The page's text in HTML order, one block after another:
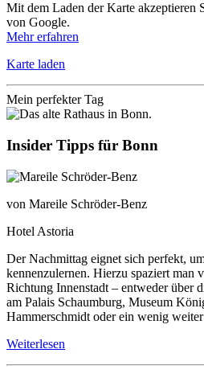
Mit dem Laden der Karte akzeptieren
von Google.
Mehr erfahren
Karte laden
Mein perfekter Tag
Insider Tipps für Bonn
von Mareile Schröder-Benz
Hotel Astoria
Der Nachmittag eignet sich perfekt,
kennenzulernen. Hierzu spaziert man
Richtung Innenstadt – entweder über
am Palais Schaumburg, Museum
Hammerschmidt oder ein wenig
Weiterlesen